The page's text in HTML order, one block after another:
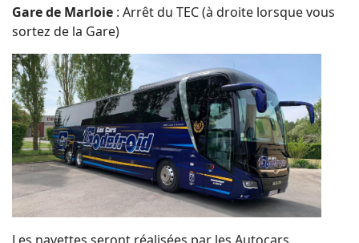
Gare de Marloie : Arrêt du TEC (à droite lorsque vous
sortez de la Gare)